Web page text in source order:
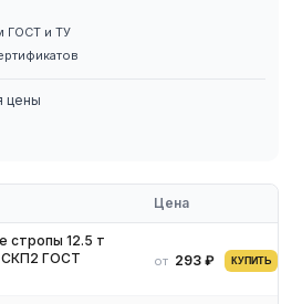
материалов по всей России.
широкий ассортимент Канатные
марок, размеров и типов. Все
цен и наличия на складе свяжитесь
предложим оптимальные условия
ГОСТ и ТУ
цены
Цена
стропы 12.5 т
ГОСТ
от 293 ₽ КУПИТЬ